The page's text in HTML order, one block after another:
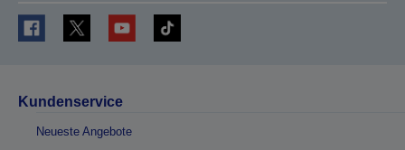
Kundenservice
Neueste Angebote